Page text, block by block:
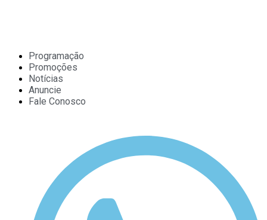
Programação
Promoções
Notícias
Anuncie
Fale Conosco